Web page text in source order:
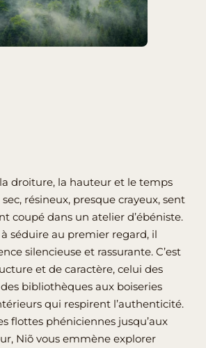
droiture, la hauteur et le temps
résineux, presque crayeux, sent
coupé dans un atelier d’ébéniste.
séduire au premier regard, il
silencieuse et rassurante. C’est
et de caractère, celui des
bibliothèques aux boiseries
qui respirent l’authenticité.
flottes phéniciennes jusqu’aux
Niõ vous emmène explorer